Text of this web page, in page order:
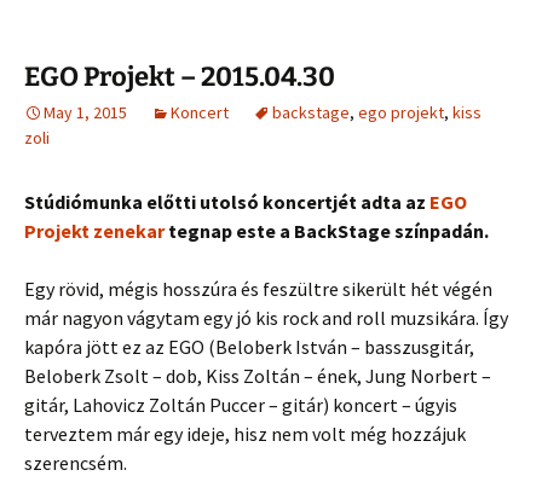
EGO Projekt – 2015.04.30
May 1, 2015 Koncert backstage, ego projekt, kiss
zoli
Stúdiómunka előtti utolsó koncertjét adta az EGO
Projekt zenekartegnap este a BackStage színpadán.
Egy rövid, mégis hosszúra és feszültre sikerült hét végén
már nagyon vágytam egy jó kis rock and roll muzsikára. Így
kapóra jött ez az EGO (Beloberk István – basszusgitár,
Beloberk Zsolt – dob, Kiss Zoltán – ének, Jung Norbert –
gitár, Lahovicz Zoltán Puccer – gitár) koncert – úgyis
terveztem már egy ideje, hisz nem volt még hozzájuk
szerencsém.